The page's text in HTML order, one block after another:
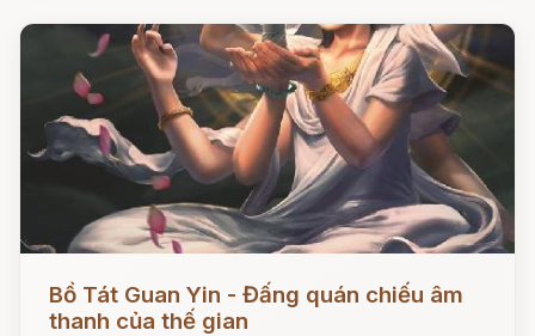
Đọc ngay
Bồ Tát Guan Yin - Đấng quán chiếu âm
thanh của thế gian